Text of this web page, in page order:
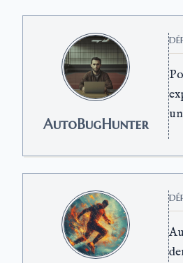
AutoBugHunter